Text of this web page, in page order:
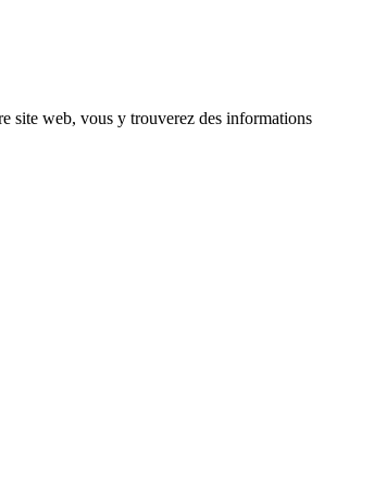
site web, vous y trouverez des informations